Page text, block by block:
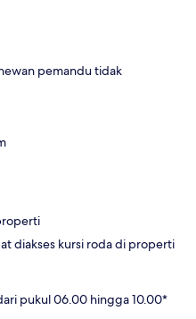
pemandu tidak
diakses kursi roda di properti
pukul 06.00 hingga 10.00*